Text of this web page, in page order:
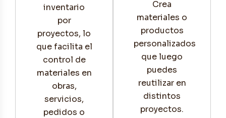
inventario
por
proyectos, lo
que facilita el
control de
materiales en
obras,
servicios,
pedidos o
Crea
materiales o
productos
personalizados
que luego
puedes
reutilizar en
distintos
proyectos.